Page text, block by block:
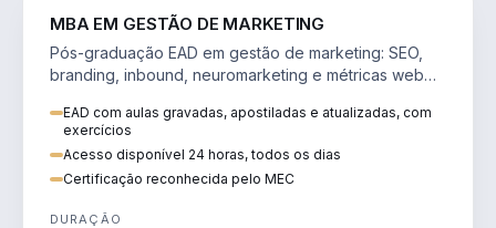
MBA EM GESTÃO DE MARKETING
Pós-graduação EAD em gestão de marketing: SEO,
branding, inbound, neuromarketing e métricas web
EAD com aulas gravadas, apostiladas e atualizadas, com
exercícios
Acesso disponível 24 horas, todos os dias
Certificação reconhecida pelo MEC
DURAÇÃO